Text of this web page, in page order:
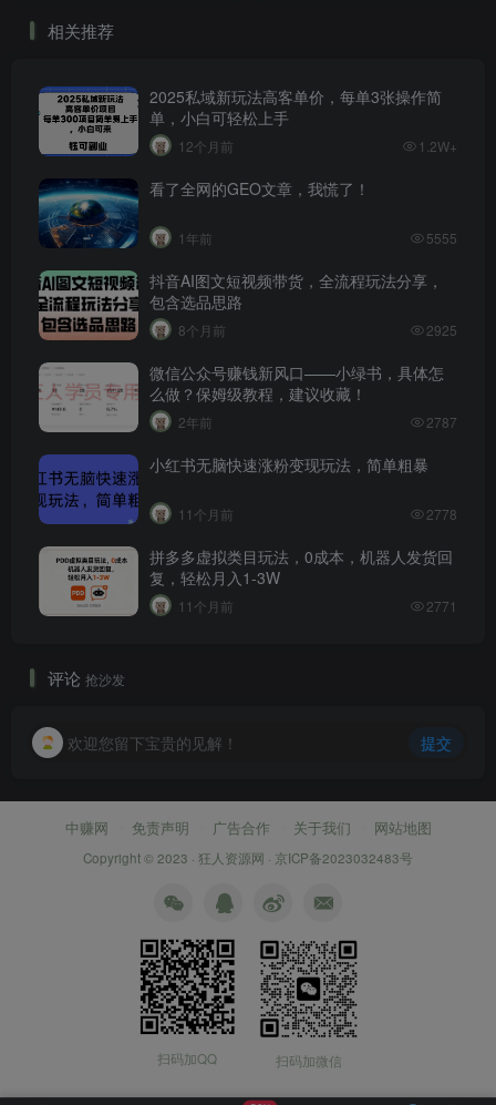
相关推荐
2025私域新玩法高客单价，每单3张操作简
单，小白可轻松上手
12个月前 1.2W+
看了全网的GEO文章，我慌了！
1年前 5555
抖音AI图文短视频带货，全流程玩法分享，
包含选品思路
8个月前 2925
微信公众号赚钱新风口——小绿书，具体怎
么做？保姆级教程，建议收藏！
2年前 2787
小红书无脑快速涨粉变现玩法，简单粗暴
11个月前 2778
拼多多虚拟类目玩法，0成本，机器人发货回
复，轻松月入1-3W
11个月前 2771
评论 抢沙发
欢迎您留下宝贵的见解！ 提交
中赚网 免责声明 广告合作 关于我们 网站地图
Copyright © 2023 · 狂人资源网 · 京ICP备2023032483号
扫码加QQ 扫码加微信